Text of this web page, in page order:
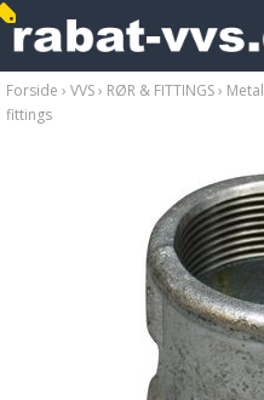
Forside › VVS› RØR & FITTINGS›
fittings